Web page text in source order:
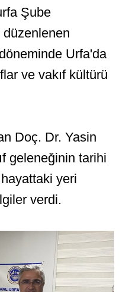
Şube
düzenlenen
Urfa'da
ve vakıf kültürü
Doç. Dr. Yasin
geleneğinin tarihi
yeri
verdi.